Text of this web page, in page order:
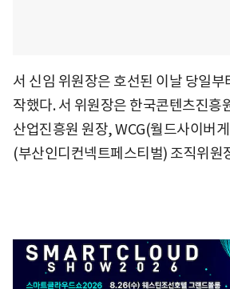
서 신임 위원장은 호선된 이날 당일부
작했다. 서 위원장은 한국콘텐츠진흥
산업진흥원 원장, WCG(월드사이버
(부산인디컨넥트페스티벌) 조직위원